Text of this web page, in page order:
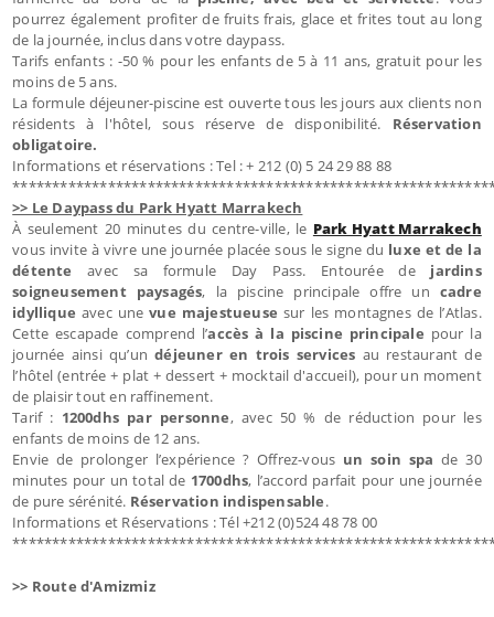
pourrez également profiter de fruits frais, glace et frites tout au long
de la journée, inclus dans votre daypass.
Tarifs enfants : -50 % pour les enfants de 5 à 11 ans, gratuit pour les
moins de 5 ans.
La formule déjeuner-piscine est ouverte tous les jours aux clients non
résidents à l'hôtel, sous réserve de disponibilité. Réservation
obligatoire.
Informations et réservations : Tel : + 212 (0) 5 24 29 88 88
>> Le Daypass du Park Hyatt Marrakech
À seulement 20 minutes du centre-ville, le Park Hyatt Marrakech
vous invite à vivre une journée placée sous le signe du luxe et de la
détente avec sa formule Day Pass. Entourée de jardins
soigneusement paysagés, la piscine principale offre un cadre
idyllique avec unevue majestueuse sur les montagnes de l’Atlas.
Cette escapade comprend l’accès à la piscine principale pour la
journée ainsi qu’undéjeuner en trois services au restaurant de
l’hôtel (entrée + plat + dessert + mocktail d'accueil), pour un moment
de plaisir tout en raffinement.
Tarif : 1200dhs par personne, avec 50 % de réduction pour les
enfants de moins de 12 ans.
Envie de prolonger l’expérience ? Offrez-vous un soin spa de 30
minutes pour un total de 1700dhs, l’accord parfait pour une journée
de pure sérénité. Réservation indispensable.
Informations et Réservations : Tél +212 (0)524 48 78 00
>> Route d'Amizmiz